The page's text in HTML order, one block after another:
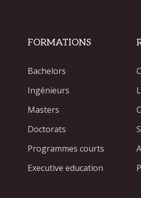
FORMATIONS
Bachelors
Ingénieurs
Masters
Doctorats
Programmes courts
Executive education